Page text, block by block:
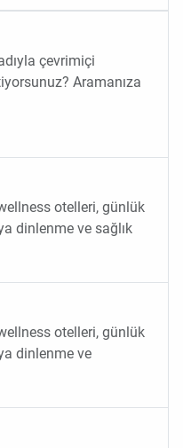
çevrimiçi
Aramanıza
otelleri, günlük
dinlenme ve sağlık
otelleri, günlük
dinlenme ve